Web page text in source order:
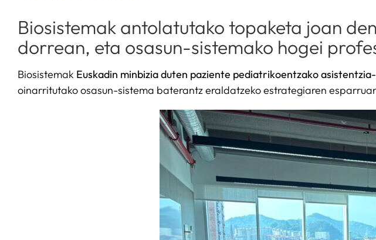
Biosistemak antolatutako topaketa joan
dorrean, eta osasun-sistemako hogei
Biosistemak Euskadin minbizia duten paziente pediatrikoentzako
oinarritutako osasun-sistema baterantz eraldatzeko estrategiaren